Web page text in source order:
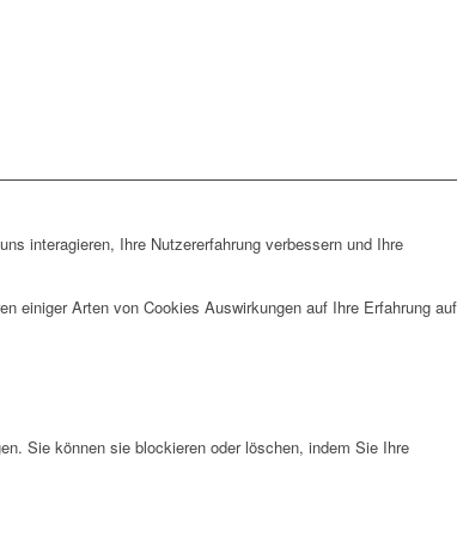
interagieren, Ihre Nutzererfahrung verbessern und Ihre
einiger Arten von Cookies Auswirkungen auf Ihre Erfahrung auf
Sie können sie blockieren oder löschen, indem Sie Ihre